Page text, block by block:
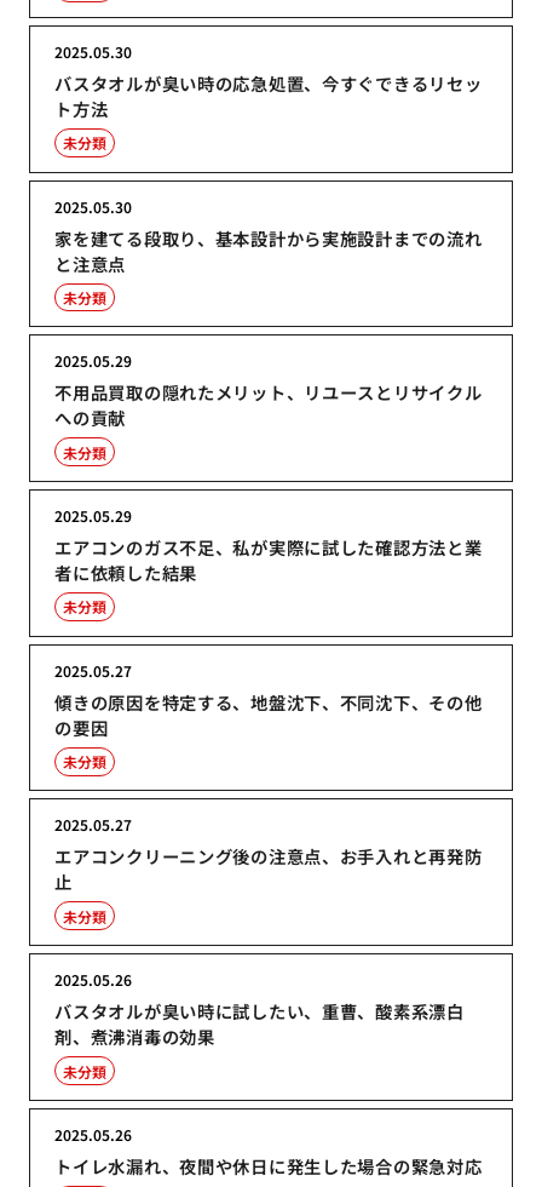
バスタオルが臭い時の応急処置、今すぐできるリセッ
ト方法
2025.05.30
未分類
家を建てる段取り、基本設計から実施設計までの流れ
と注意点
2025.05.30
未分類
不用品買取の隠れたメリット、リユースとリサイクル
への貢献
2025.05.29
未分類
エアコンのガス不足、私が実際に試した確認方法と業
者に依頼した結果
2025.05.29
未分類
傾きの原因を特定する、地盤沈下、不同沈下、その他
の要因
2025.05.27
未分類
エアコンクリーニング後の注意点、お手入れと再発防
止
2025.05.27
未分類
バスタオルが臭い時に試したい、重曹、酸素系漂白
剤、煮沸消毒の効果
2025.05.26
未分類
トイレ水漏れ、夜間や休日に発生した場合の緊急対応
2025.05.26